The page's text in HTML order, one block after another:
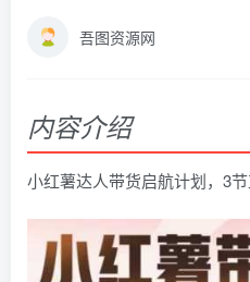
吾图资源网
内容介绍
小红薯达人带货启航计划，3